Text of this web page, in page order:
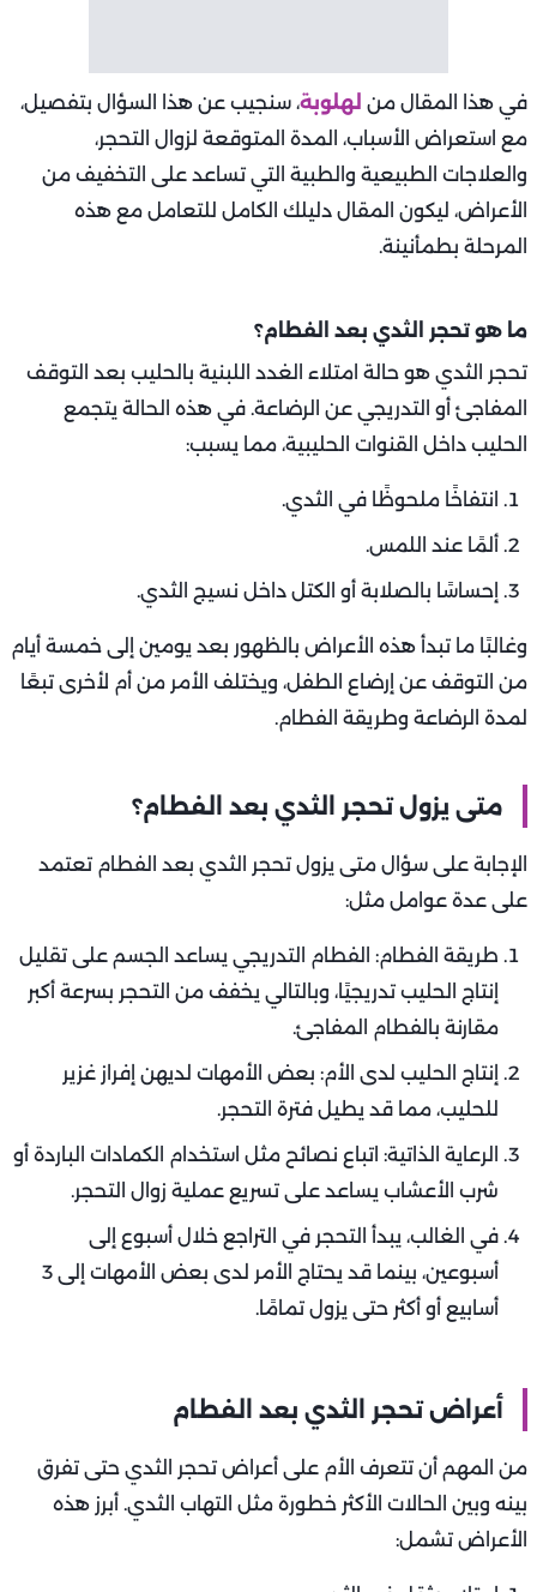
في هذا المقال من لهلوبة، سنجيب عن هذا السؤال بتفصيل،
مع استعراض الأسباب، المدة المتوقعة لزوال التحجر،
والعلاجات الطبيعية والطبية التي تساعد على التخفيف من
الأعراض، ليكون المقال دليلك الكامل للتعامل مع هذه
المرحلة بطمأنينة.
ما هو تحجر الثدي بعد الفطام؟
تحجر الثدي هو حالة امتلاء الغدد اللبنية بالحليب بعد التوقف
المفاجئ أو التدريجي عن الرضاعة. في هذه الحالة يتجمع
الحليب داخل القنوات الحليبية، مما يسبب:
انتفاخًا ملحوظًا في الثدي.
ألمًا عند اللمس.
إحساسًا بالصلابة أو الكتل داخل نسيج الثدي.
وغالبًا ما تبدأ هذه الأعراض بالظهور بعد يومين إلى خمسة أيام
من التوقف عن إرضاع الطفل، ويختلف الأمر من أم لأخرى تبعًا
لمدة الرضاعة وطريقة الفطام.
متى يزول تحجر الثدي بعد الفطام؟
الإجابة على سؤال متى يزول تحجر الثدي بعد الفطام تعتمد
على عدة عوامل مثل:
طريقة الفطام: الفطام التدريجي يساعد الجسم على تقليل
إنتاج الحليب تدريجيًا، وبالتالي يخفف من التحجر بسرعة أكبر
مقارنة بالفطام المفاجئ.
إنتاج الحليب لدى الأم: بعض الأمهات لديهن إفراز غزير
للحليب، مما قد يطيل فترة التحجر.
الرعاية الذاتية: اتباع نصائح مثل استخدام الكمادات الباردة أو
شرب الأعشاب يساعد على تسريع عملية زوال التحجر.
في الغالب، يبدأ التحجر في التراجع خلال أسبوع إلى
أسبوعين، بينما قد يحتاج الأمر لدى بعض الأمهات إلى 3
أسابيع أو أكثر حتى يزول تمامًا.
أعراض تحجر الثدي بعد الفطام
من المهم أن تتعرف الأم على أعراض تحجر الثدي حتى تفرق
بينه وبين الحالات الأكثر خطورة مثل التهاب الثدي. أبرز هذه
الأعراض تشمل: